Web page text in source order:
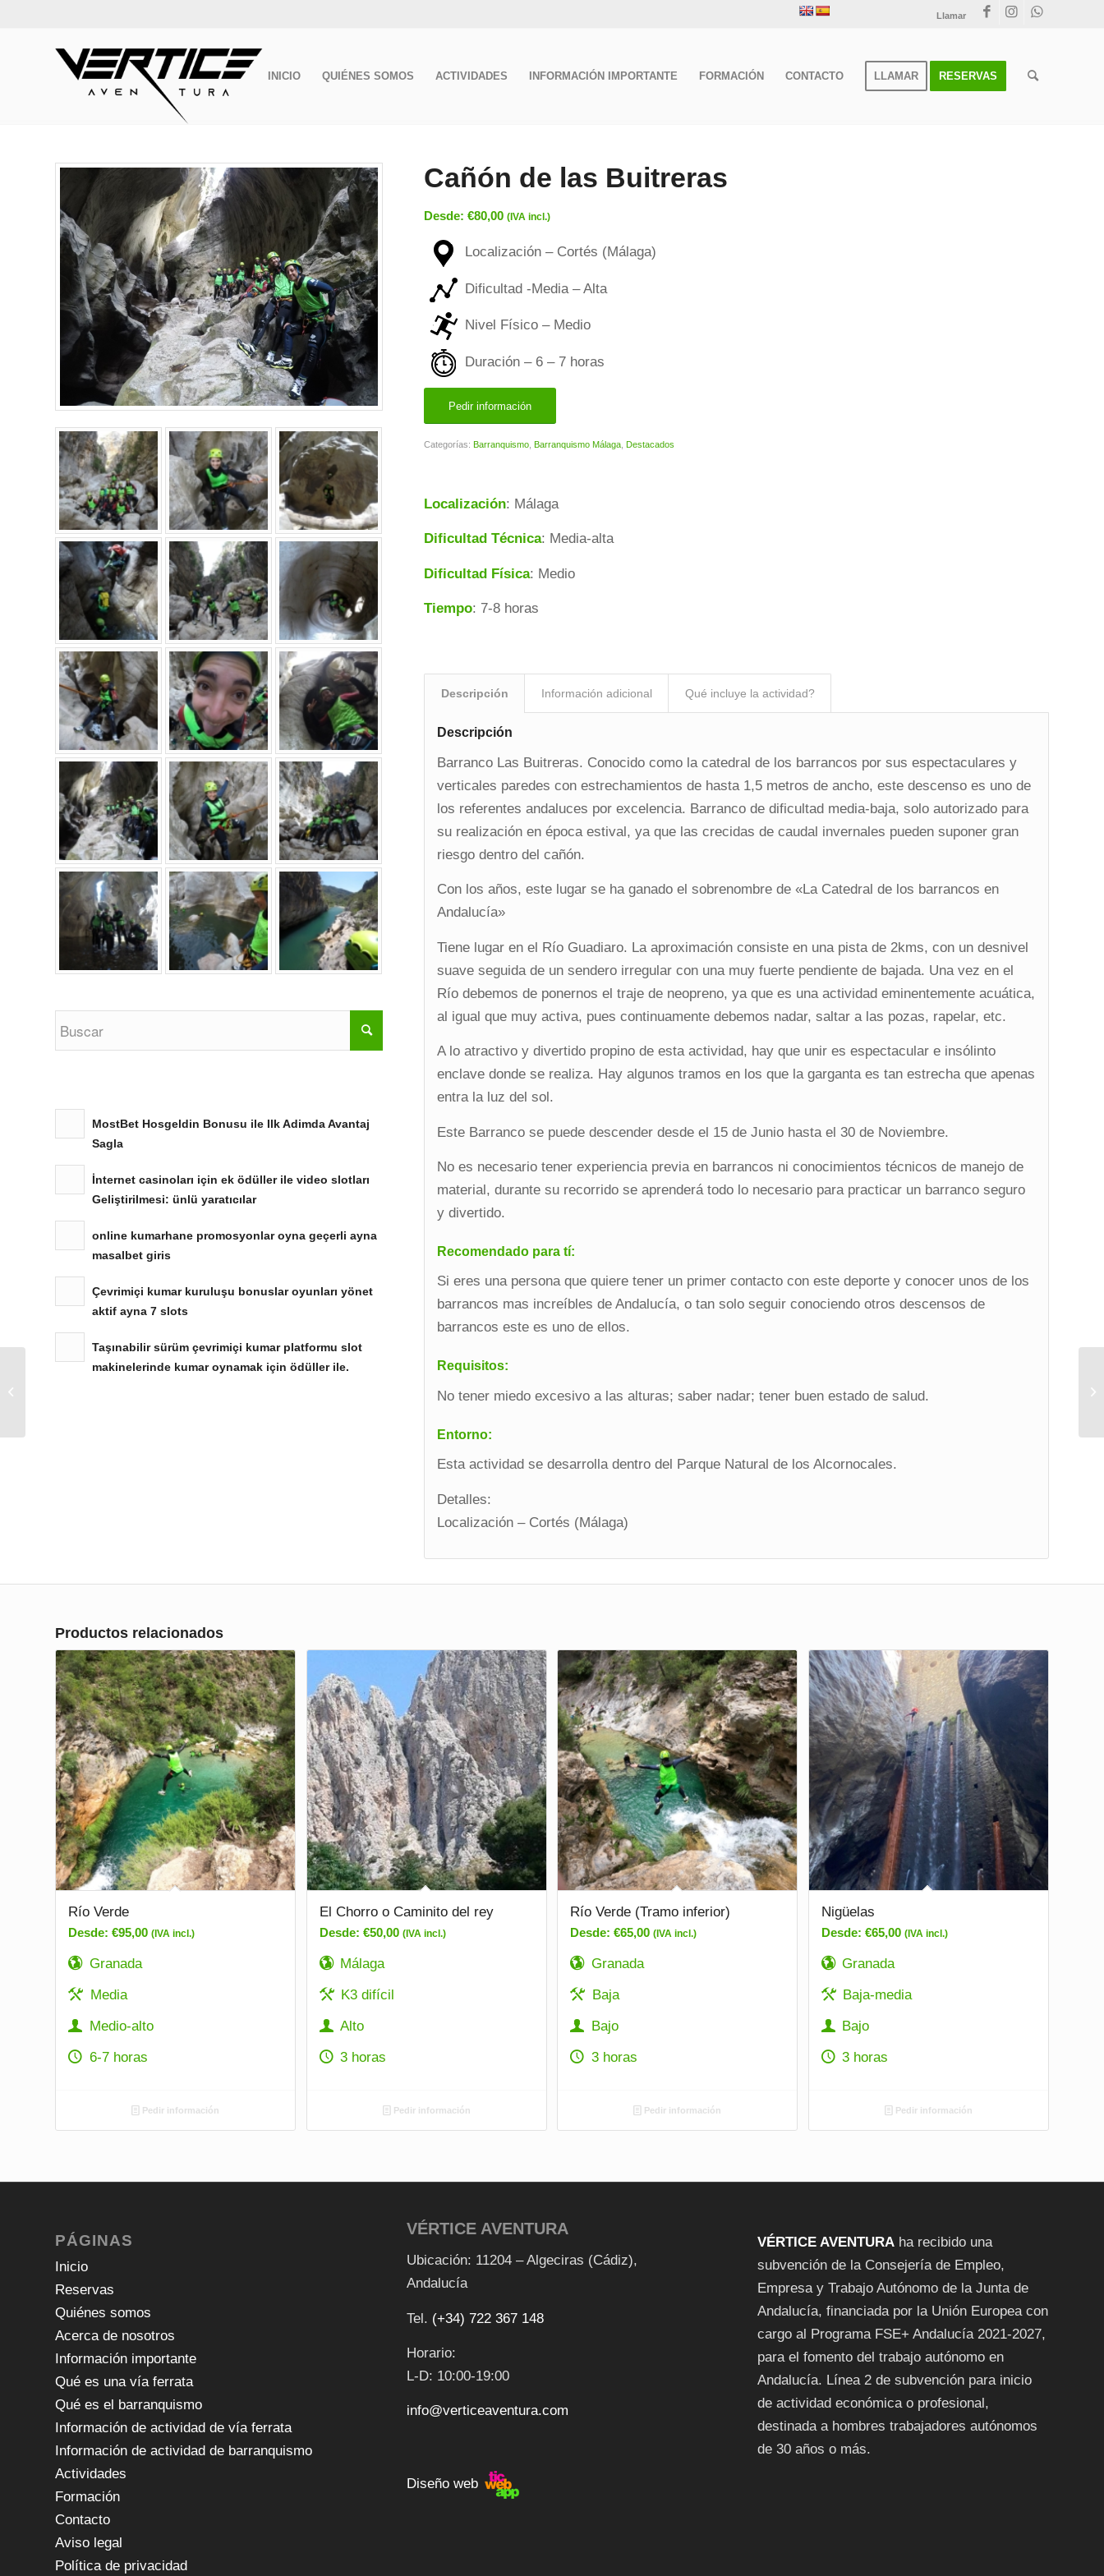
Llamar
INICIO QUIÉNES SOMOS ACTIVIDADES INFORMACIÓN IMPORTANTE FORMACIÓN CONTACTO LLAMAR RESERVAS
MostBet Hosgeldin Bonusu ile Ilk Adimda Avantaj
Sagla
İnternet casinoları için ek ödüller ile video slotları
Geliştirilmesi: ünlü yaratıcılar
online kumarhane promosyonlar oyna geçerli ayna
masalbet giris
Çevrimiçi kumar kuruluşu bonuslar oyunları yönet
aktif ayna 7 slots
Taşınabilir sürüm çevrimiçi kumar platformu slot
makinelerinde kumar oynamak için ödüller ile.
Cañón de las Buitreras
Desde:€80,00 (IVA incl.)
Localización – Cortés (Málaga)
Dificultad -Media – Alta
Nivel Físico – Medio
Duración – 6 – 7 horas
Pedir información
Categorías:Barranquismo ,Barranquismo Málaga ,Destacados
Localización: Málaga
Dificultad Técnica: Media-alta
Dificultad Física: Medio
Tiempo: 7-8 horas
Descripción Información adicional Qué incluye la actividad?
Descripción
Barranco Las Buitreras. Conocido como la catedral de los barrancos por sus espectaculares y
verticales paredes con estrechamientos de hasta 1,5 metros de ancho, este descenso es uno de
los referentes andaluces por excelencia. Barranco de dificultad media-baja, solo autorizado para
su realización en época estival, ya que las crecidas de caudal invernales pueden suponer gran
riesgo dentro del cañón.
Con los años, este lugar se ha ganado el sobrenombre de «La Catedral de los barrancos en
Andalucía»
Tiene lugar en el Río Guadiaro. La aproximación consiste en una pista de 2kms, con un desnivel
suave seguida de un sendero irregular con una muy fuerte pendiente de bajada. Una vez en el
Río debemos de ponernos el traje de neopreno, ya que es una actividad eminentemente acuática,
al igual que muy activa, pues continuamente debemos nadar, saltar a las pozas, rapelar, etc.
A lo atractivo y divertido propino de esta actividad, hay que unir es espectacular e insólinto
enclave donde se realiza. Hay algunos tramos en los que la garganta es tan estrecha que apenas
entra la luz del sol.
Este Barranco se puede descender desde el 15 de Junio hasta el 30 de Noviembre.
No es necesario tener experiencia previa en barrancos ni conocimientos técnicos de manejo de
material, durante su recorrido se aprenderá todo lo necesario para practicar un barranco seguro
y divertido.
Recomendado para tí:
Si eres una persona que quiere tener un primer contacto con este deporte y conocer unos de los
barrancos mas increíbles de Andalucía, o tan solo seguir conociendo otros descensos de
barrancos este es uno de ellos.
Requisitos:
No tener miedo excesivo a las alturas; saber nadar; tener buen estado de salud.
Entorno:
Esta actividad se desarrolla dentro del Parque Natural de los Alcornocales.
Detalles:
Localización – Cortés (Málaga)
Productos relacionados
Río Verde
Desde: €95,00 (IVA incl.)
Granada
Media
Medio-alto
6-7 horas
Pedir información
El Chorro o Caminito del rey
Desde: €50,00 (IVA incl.)
Málaga
K3 difícil
Alto
3 horas
Pedir información
Río Verde (Tramo inferior)
Desde:€65,00 (IVA incl.)
Granada
Baja
Bajo
3 horas
Pedir información
Nigüelas
Desde: €65,00 (IVA incl.)
Granada
Baja-media
Bajo
3 horas
Pedir información
PÁGINAS
Inicio
Reservas
Quiénes somos
Acerca de nosotros
Información importante
Qué es una vía ferrata
Qué es el barranquismo
Información de actividad de vía ferrata
Información de actividad de barranquismo
Actividades
Formación
Contacto
Aviso legal
Política de privacidad
VÉRTICE AVENTURA
Ubicación: 11204 – Algeciras (Cádiz),
Andalucía
Tel. (+34) 722 367 148
Horario:
L-D: 10:00-19:00
info@verticeaventura.com
Diseño web
VÉRTICE AVENTURA ha recibido una
subvención de la Consejería de Empleo,
Empresa y Trabajo Autónomo de la Junta de
Andalucía, financiada por la Unión Europea con
cargo al Programa FSE+ Andalucía 2021-2027,
para el fomento del trabajo autónomo en
Andalucía. Línea 2 de subvención para inicio
de actividad económica o profesional,
destinada a hombres trabajadores autónomos
de 30 años o más.